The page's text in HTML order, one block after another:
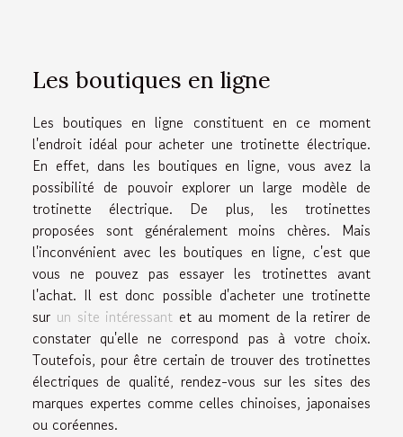
Les boutiques en ligne
Les boutiques en ligne constituent en ce moment
l'endroit idéal pour acheter une trotinette électrique.
En effet, dans les boutiques en ligne, vous avez la
possibilité de pouvoir explorer un large modèle de
trotinette électrique. De plus, les trotinettes
proposées sont généralement moins chères. Mais
l'inconvénient avec les boutiques en ligne, c'est que
vous ne pouvez pas essayer les trotinettes avant
l'achat. Il est donc possible d'acheter une trotinette
sur un site intéressant et au moment de la retirer de
constater qu'elle ne correspond pas à votre choix.
Toutefois, pour être certain de trouver des trotinettes
électriques de qualité, rendez-vous sur les sites des
marques expertes comme celles chinoises, japonaises
ou coréennes.